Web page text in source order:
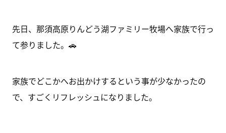
先日、那須高原りんどう湖ファミリー牧場へ家族で行っ
て参りました。🚗
家族でどこかへお出かけするという事が少なかったの
で、すごくリフレッシュになりました。